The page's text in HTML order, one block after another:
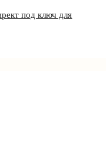
под ключ для